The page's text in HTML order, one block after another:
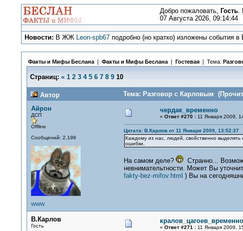
Добро пожаловать, Гость.
07 Августа 2026, 09:14:44
Новости: В ЖЖ Leon-spb67 подробно (но кратко) изложены события
Факты и Мифы Беслана| Факты и Мифы Беслана| Гостевая | Тема:
Страниц: « 1 2 3 4 5 6 7 8 9 10
Автор
Тема: Разговор с Карловым
Айрон
ДСП
Offline
Сообщений: 2,198
WWW
чердак_временно
« Ответ #270 :11 Января 2009,
Цитата: В.Карлов от 11 Января 2009, 13:52:37
Каждому из нас, людей, свойственно
ошибки.
На самом деле?
Странно...
невнимательтности. Может Вы
fakty-bez-mifov.html ) Вы на
В.Карлов
Гость
кралов_цагоев_временно
« Ответ #271 :11 Января 2009,